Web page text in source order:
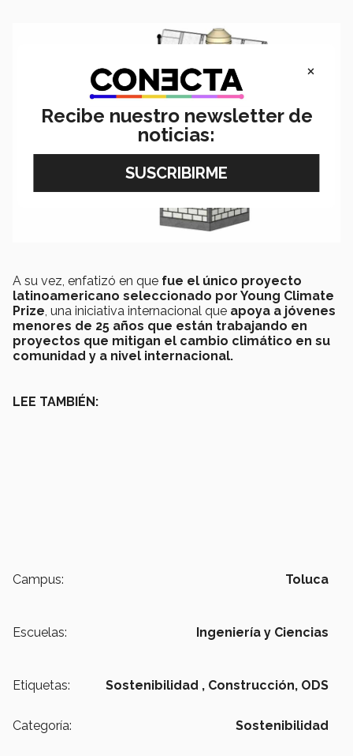
A su vez, enfatizó en que fue el único proyecto
latinoamericano seleccionado por Young Climate
Prize , una iniciativa internacional que apoya a jóvenes
menores de 25 años que están trabajando en
proyectos que mitigan el cambio climático en su
comunidad y a nivel internacional.
LEE TAMBIÉN:
Campus: Toluca
Escuelas: Ingeniería y Ciencias
Etiquetas: Sostenibilidad , Construcción, ODS
Categoría: Sostenibilidad
×
Recibe nuestro newsletter de
noticias: